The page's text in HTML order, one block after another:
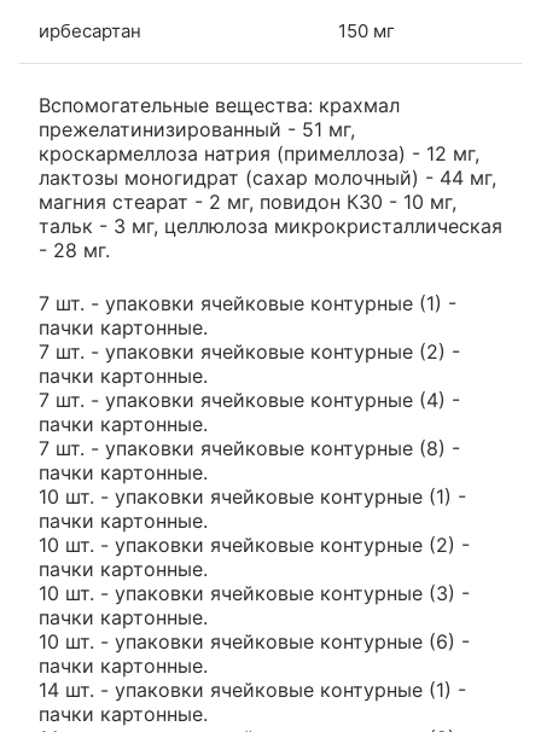
ирбесартан 150 мг
Вспомогательные вещества: крахмал
прежелатинизированный - 51 мг,
кроскармеллоза натрия (примеллоза) - 12 мг,
лактозы моногидрат (сахар молочный) - 44 мг,
магния стеарат - 2 мг, повидон К30 - 10 мг,
тальк - 3 мг, целлюлоза микрокристаллическая
- 28 мг.
7 шт. - упаковки ячейковые контурные (1) -
пачки картонные.
7 шт. - упаковки ячейковые контурные (2) -
пачки картонные.
7 шт. - упаковки ячейковые контурные (4) -
пачки картонные.
7 шт. - упаковки ячейковые контурные (8) -
пачки картонные.
10 шт. - упаковки ячейковые контурные (1) -
пачки картонные.
10 шт. - упаковки ячейковые контурные (2) -
пачки картонные.
10 шт. - упаковки ячейковые контурные (3) -
пачки картонные.
10 шт. - упаковки ячейковые контурные (6) -
пачки картонные.
14 шт. - упаковки ячейковые контурные (1) -
пачки картонные.